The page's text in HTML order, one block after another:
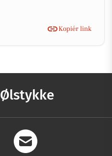
Kopiér link
Ølstykke